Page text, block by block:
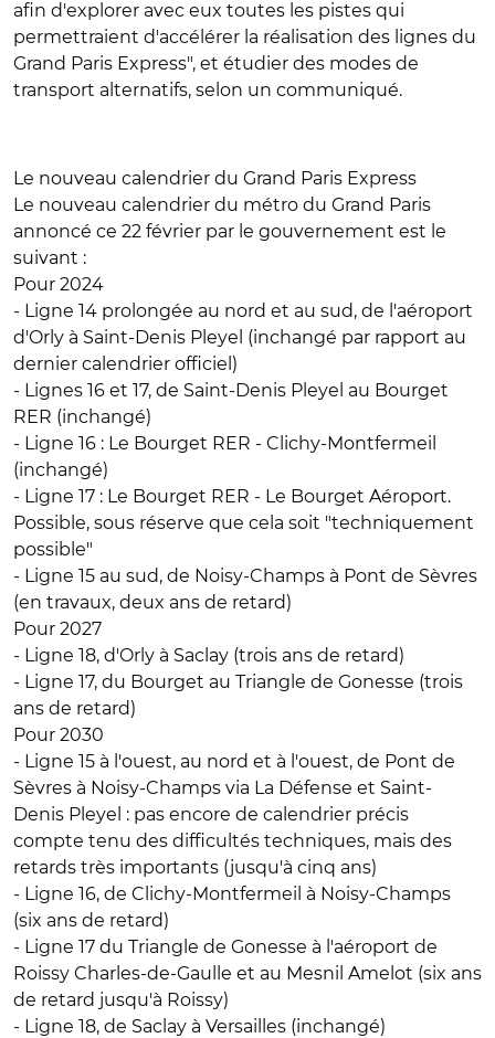
afin d'explorer avec eux toutes les pistes qui
permettraient d'accélérer la réalisation des lignes du
Grand Paris Express", et étudier des modes de
transport alternatifs, selon un communiqué.
Le nouveau calendrier du Grand Paris Express
Le nouveau calendrier du métro du Grand Paris
annoncé ce 22 février par le gouvernement est le
suivant :
Pour 2024
- Ligne 14 prolongée au nord et au sud, de l'aéroport
d'Orly à Saint-Denis Pleyel (inchangé par rapport au
dernier calendrier officiel)
- Lignes 16 et 17, de Saint-Denis Pleyel au Bourget
RER (inchangé)
- Ligne 16 : Le Bourget RER - Clichy-Montfermeil
(inchangé)
- Ligne 17 : Le Bourget RER - Le Bourget Aéroport.
Possible, sous réserve que cela soit "techniquement
possible"
- Ligne 15 au sud, de Noisy-Champs à Pont de Sèvres
(en travaux, deux ans de retard)
Pour 2027
- Ligne 18, d'Orly à Saclay (trois ans de retard)
- Ligne 17, du Bourget au Triangle de Gonesse (trois
ans de retard)
Pour 2030
- Ligne 15 à l'ouest, au nord et à l'ouest, de Pont de
Sèvres à Noisy-Champs via La Défense et Saint-
Denis Pleyel : pas encore de calendrier précis
compte tenu des difficultés techniques, mais des
retards très importants (jusqu'à cinq ans)
- Ligne 16, de Clichy-Montfermeil à Noisy-Champs
(six ans de retard)
- Ligne 17 du Triangle de Gonesse à l'aéroport de
Roissy Charles-de-Gaulle et au Mesnil Amelot (six ans
de retard jusqu'à Roissy)
- Ligne 18, de Saclay à Versailles (inchangé)